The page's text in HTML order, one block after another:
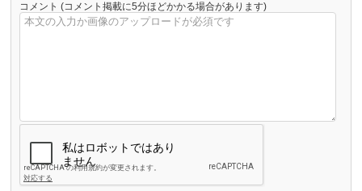
コメント (コメント掲載に5分ほどかかる場合があります)